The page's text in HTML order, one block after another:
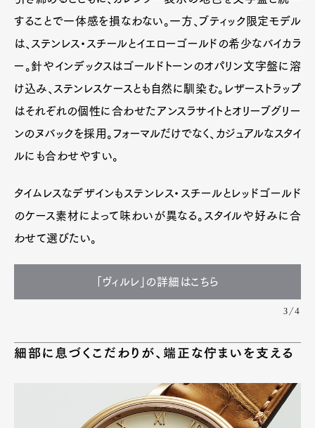
することで一体感を損なわない。一方、ブティック限定モデル
は、ステンレス・スチールとイエローゴールドの希少なバイカラ
ー。針やインデックスはゴールドトーンのオパリン文字盤に溶
け込み、ステンレスケースとも自然に馴染む。レザーストラップ
はそれぞれの個性に合わせたアンスラサイトとオリーブグリー
ンのヌバックを採用。フォーマルだけでなく、カジュアルなスタイ
ルにも合わせやすい。
タイムレスなデザインもステンレス・スチールとレッドゴールド
のケース素材によって味わいが異なる。スタイルや好みに合
わせて選びたい。
「ヴィルレ」の詳細はこちら
3/4
細部に息づくこだわりが、端正な佇まいを支える